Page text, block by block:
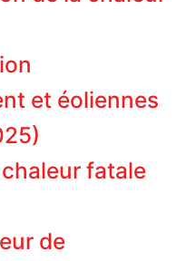
et éoliennes
fatale
de